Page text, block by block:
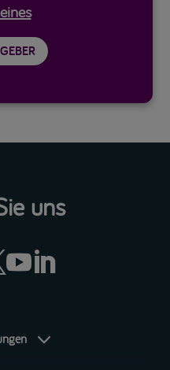
uns
